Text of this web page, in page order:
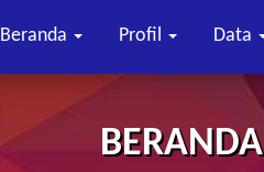
Beranda Profil Data
BERANDA